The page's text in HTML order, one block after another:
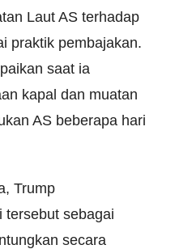
Laut AS terhadap
praktik pembajakan.
saat ia
kapal dan muatan
AS beberapa hari
Trump
tersebut sebagai
secara